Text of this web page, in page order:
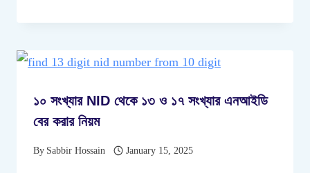
১০ সংখ্যার NID থেকে ১৩ ও ১৭ সংখ্যার এনআইডি
বের করার নিয়ম
By Sabbir Hossain January 15, 2025